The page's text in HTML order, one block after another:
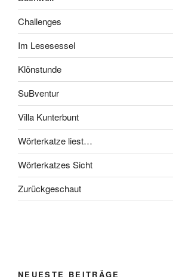
Challenges
Im Lesesessel
Klönstunde
SuBventur
Villa Kunterbunt
Wörterkatze liest…
Wörterkatzes Sicht
Zurückgeschaut
NEUESTE BEITRÄGE